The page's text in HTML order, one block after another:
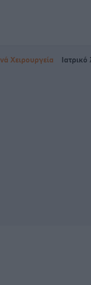
Χειρουργεία Ιατρικό